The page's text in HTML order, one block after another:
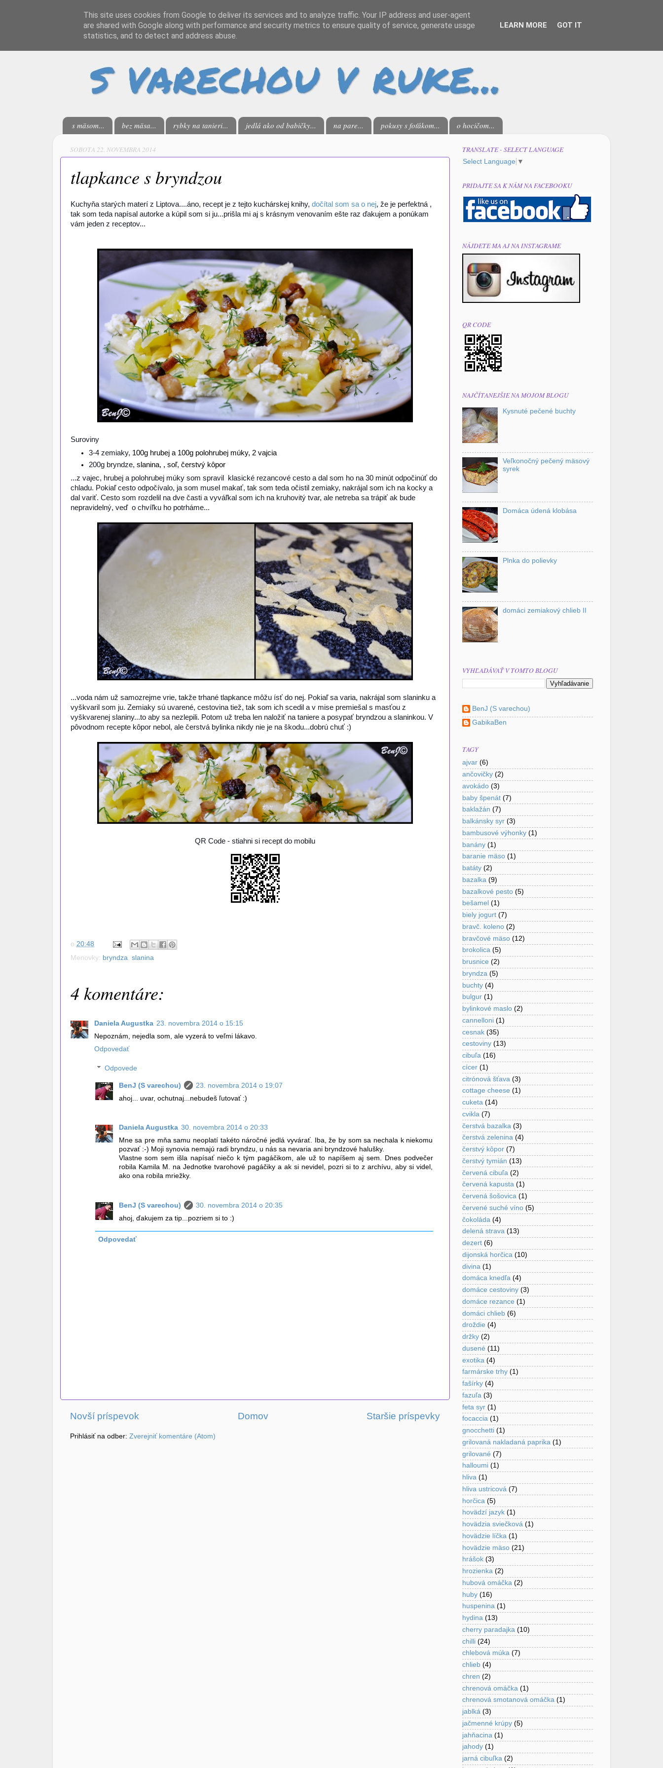
s mäsom... bez mäsa... rybky na tanieri... jedlá ako od babičky... na pare... pokusy s foťákom... o hocičom...
SOBOTA 22. NOVEMBRA 2014
tlapkance s bryndzou
Kuchyňa starých materí z Liptova....áno, recept je z tejto kuchárskej knihy, dočítal som sa o nej, že je perfektná ,
tak som teda napísal autorke a kúpil som si ju...prišla mi aj s krásnym venovaním ešte raz ďakujem a ponúkam
vám jeden z receptov...
Suroviny
3-4 zemiaky, 100g hrubej a 100g polohrubej múky, 2 vajcia
200g bryndze,slanina, , soľ, čerstvý kôpor
...z vajec, hrubej a polohrubej múky som spravil klasické rezancové cesto a dal som ho na 30 minút odpočinúť do
chladu. Pokiaľ cesto odpočívalo, ja som musel makať, tak som teda očistil zemiaky, nakrájal som ich na kocky a
dal variť. Cesto som rozdelil na dve časti a vyváľkal som ich na kruhovitý tvar, ale netreba sa trápiť ak bude
nepravidelný, veď o chvíľku ho potrháme...
...voda nám už samozrejme vrie, takže trhané tlapkance môžu ísť do nej. Pokiaľ sa varia, nakrájal som slaninku a
vyškvaril som ju. Zemiaky sú uvarené, cestovina tiež, tak som ich scedil a v mise premiešal s masťou z
vyškvarenej slaniny...to aby sa nezlepili. Potom už treba len naložiť na taniere a posypať bryndzou a slaninkou. V
pôvodnom recepte kôpor nebol, ale čerstvá bylinka nikdy nie je na škodu...dobrú chuť :)
QR Code - stiahni si recept do mobilu
o 20:48
Menovky: bryndza slanina
4 komentáre:
Daniela Augustka 23. novembra 2014 o 15:15
Nepoznám, nejedla som, ale vyzerá to veľmi lákavo.
Odpovedať
Odpovede
BenJ (S varechou)
23. novembra 2014 o 19:07
ahoj... uvar, ochutnaj...nebudeš ľutovať :)
Daniela Augustka 30. novembra 2014 o 20:33
Mne sa pre mňa samu neoplatí takéto náročné jedlá vyvárať. Iba, že by som sa nechala k niekomu
pozvať :-) Moji synovia nemajú radi bryndzu, u nás sa nevaria ani bryndzové halušky.
Vlastne som sem išla napísať niečo k tým pagáčikom, ale už to napíšem aj sem. Dnes podvečer
robila Kamila M. na Jednotke tvarohové pagáčiky a ak si nevidel, pozri si to z archívu, aby si videl,
ako ona robila mriežky.
BenJ (S varechou)
30. novembra 2014 o 20:35
ahoj, ďakujem za tip...pozriem si to :)
Odpovedať
Novší príspevok Staršie príspevky
Domov
Prihlásiť na odber: Zverejniť komentáre (Atom)
TRANSLATE - SELECT LANGUAGE
Select Language ▼
PRIDAJTE SA K NÁM NA FACEBOOKU
NÁJDETE MA AJ NA INSTAGRAME
QR CODE
NAJČÍTANEJŠIE NA MOJOM BLOGU
Kysnuté pečené buchty
Veľkonočný pečený mäsový
syrek
Domáca údená klobása
Plnka do polievky
domáci zemiakový chlieb II
VYHĽADÁVAŤ V TOMTO BLOGU
BenJ (S varechou)
GabikaBen
TAGY
ajvar (6)
ančovičky (2)
avokádo (3)
baby špenát (7)
baklažán (7)
balkánsky syr (3)
bambusové výhonky (1)
banány (1)
baranie mäso (1)
batáty (2)
bazalka (9)
bazalkové pesto (5)
bešamel (1)
biely jogurt (7)
bravč. koleno (2)
bravčové mäso (12)
brokolica (5)
brusnice (2)
bryndza (5)
buchty (4)
bulgur (1)
bylinkové maslo (2)
cannelloni (1)
cesnak (35)
cestoviny (13)
cibuľa (16)
cícer (1)
citrónová šťava (3)
cottage cheese (1)
cuketa (14)
cvikla (7)
čerstvá bazalka (3)
čerstvá zelenina (4)
čerstvý kôpor (7)
čerstvý tymián (13)
červená cibuľa (2)
červená kapusta (1)
červená šošovica (1)
červené suché víno (5)
čokoláda (4)
delená strava (13)
dezert (6)
dijonská horčica (10)
divina (1)
domáca knedľa (4)
domáce cestoviny (3)
domáce rezance (1)
domáci chlieb (6)
droždie (4)
držky (2)
dusené (11)
exotika (4)
farmárske trhy (1)
fašírky (4)
fazuľa (3)
feta syr (1)
focaccia (1)
gnocchetti (1)
grilovaná nakladaná paprika (1)
grilované (7)
halloumi (1)
hliva (1)
hliva ustricová (7)
horčica (5)
hovädzí jazyk (1)
hovädzia sviečková (1)
hovädzie líčka (1)
hovädzie mäso (21)
hrášok (3)
hrozienka (2)
hubová omáčka (2)
huby (16)
huspenina (1)
hydina (13)
cherry paradajka (10)
chilli (24)
chlebová múka (7)
chlieb (4)
chren (2)
chrenová omáčka (1)
chrenová smotanová omáčka (1)
jablká (3)
jačmenné krúpy (5)
jahňacina (1)
jahody (1)
jarná cibuľka (2)
This site uses cookies from Google to deliver its services and to analyze traffic. Your IP address and user-agent
are shared with Google along with performance and security metrics to ensure quality of service, generate usage
statistics, and to detect and address abuse.
LEARN MORE GOT IT